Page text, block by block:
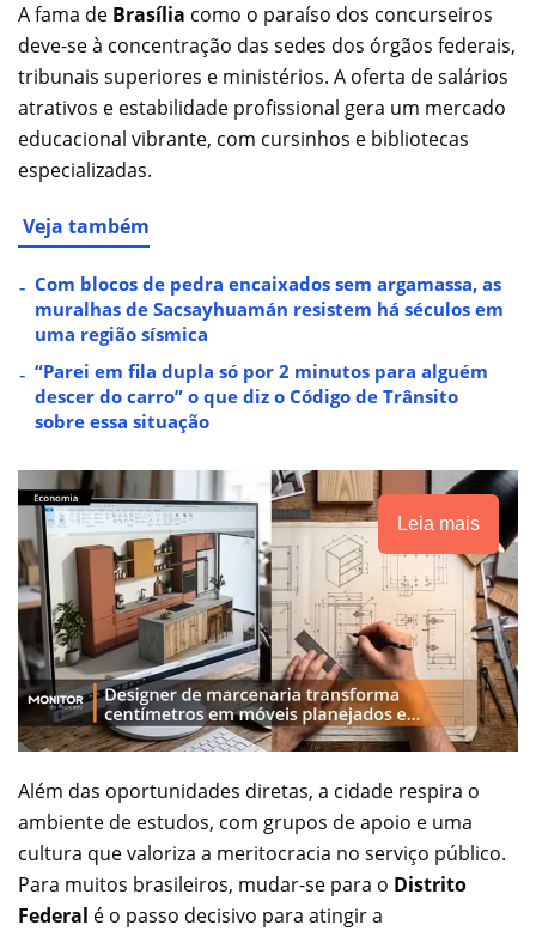
A fama de Brasília como o paraíso dos concurseiros
deve-se à concentração das sedes dos órgãos federais,
tribunais superiores e ministérios. A oferta de salários
atrativos e estabilidade profissional gera um mercado
educacional vibrante, com cursinhos e bibliotecas
especializadas.
Veja também
Com blocos de pedra encaixados sem argamassa, as
muralhas de Sacsayhuamán resistem há séculos em
uma região sísmica
“Parei em fila dupla só por 2 minutos para alguém
descer do carro” o que diz o Código de Trânsito
sobre essa situação
Leia mais
Além das oportunidades diretas, a cidade respira o
ambiente de estudos, com grupos de apoio e uma
cultura que valoriza a meritocracia no serviço público.
Para muitos brasileiros, mudar-se para o Distrito
Federal é o passo decisivo para atingir a